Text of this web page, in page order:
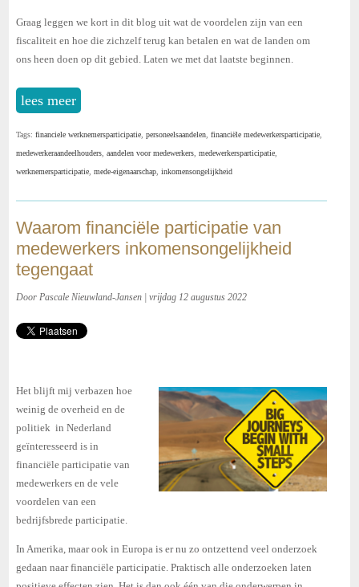
Graag leggen we kort in dit blog uit wat de voordelen zijn van een
fiscaliteit en hoe die zichzelf terug kan betalen en wat de landen om
ons heen doen op dit gebied. Laten we met dat laatste beginnen.
lees meer
Tags:financiele werknemersparticipatie ,personeelsaandelen ,financiële medewerkersparticipatie
medewerkeraandeelhouders ,aandelen voor medewerkers ,medewerkersparticipatie
werknemersparticipatie ,mede-eigenaarschap ,inkomensongelijkheid
Waarom financiële participatie van
medewerkers inkomensongelijkheid
tegengaat
Door Pascale Nieuwland-Jansen | vrijdag 12 augustus 2022
Het blijft mij verbazen hoe
weinig de overheid en de
politiek in Nederland
geïnteresseerd is in
financiële participatie van
medewerkers en de vele
voordelen van een
bedrijfsbrede participatie.
In Amerika, maar ook in Europa is er nu zo ontzettend veel onderzoek
gedaan naar financiële participatie. Praktisch alle onderzoeken laten